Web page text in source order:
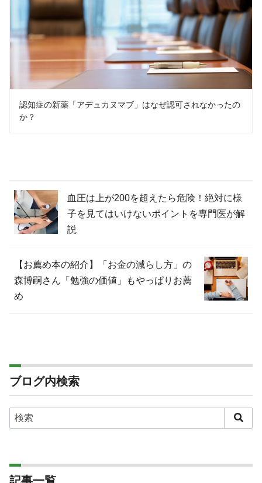
認知症の新薬「アデュカヌマブ」はなぜ認可されなかったの
か？
血圧は上が200を超えたら危険！絶対に様
子を見てはいけないポイントを専門医が解
説
【お薦め本の紹介】「お金の減らし方」の
森博嗣さん「勉強の価値」もやっぱりお薦
め
ブログ内検索